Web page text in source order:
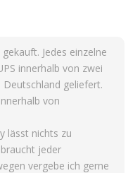
Jedes einzelne
innerhalb von zwei
geliefert.
von
lässt nichts zu
jeder
vergebe ich gerne